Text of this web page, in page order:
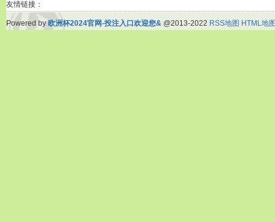
友情链接：
Powered by欧洲杯2024官网-投注入口欢迎您&@2013-2022RSS地图 HTML地